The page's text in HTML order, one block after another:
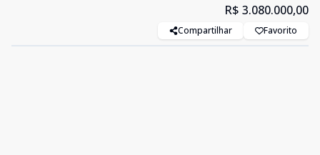
R$ 3.080.000,00
Compartilhar Favorito